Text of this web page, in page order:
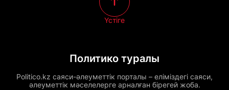
Политико туралы
Politico.kz саяси-әлеуметтік порталы – еліміздегі саяси,
әлеуметтік мәселелерге арналған бірегей жоба.
Үстіге